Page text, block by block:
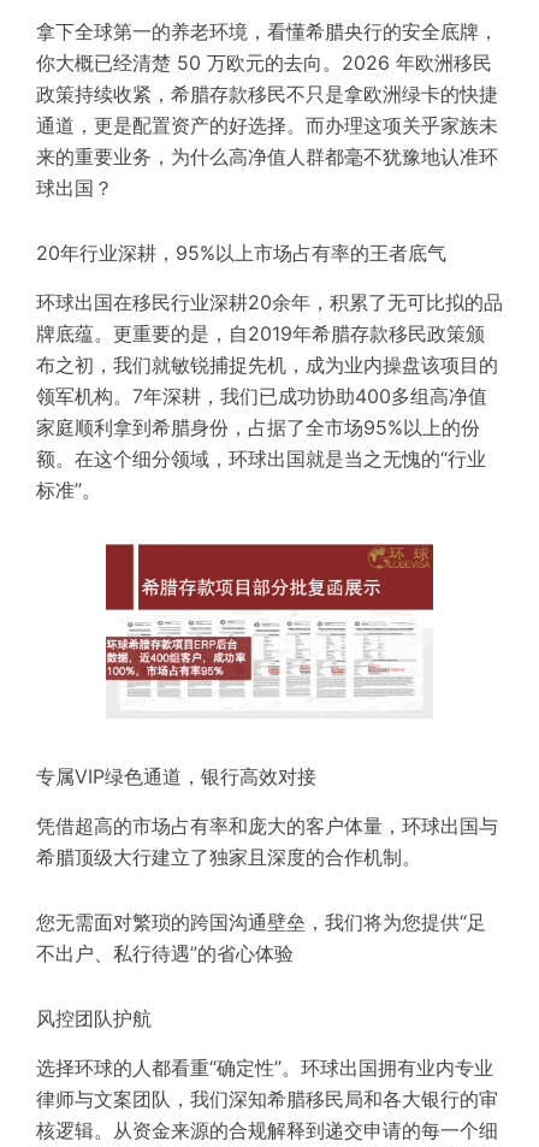
拿下全球第一的养老环境，看懂希腊央行的安全底牌，
你大概已经清楚 50 万欧元的去向。2026 年欧洲移民
政策持续收紧，希腊存款移民不只是拿欧洲绿卡的快捷
通道，更是配置资产的好选择。而办理这项关乎家族未
来的重要业务，为什么高净值人群都毫不犹豫地认准环
球出国 ？
20年行业深耕，95%以上市场占有率的王者底气
环球出国在移民行业深耕20余年，积累了无可比拟的品
牌底蕴。更重要的是，自2019年希腊存款移民政策颁
布之初，我们就敏锐捕捉先机，成为业内操盘该项目的
领军机构。7年深耕，我们已成功协助400多组高净值
家庭顺利拿到希腊身份，占据了全市场95%以上的份
额。在这个细分领域，环球出国就是当之无愧的“行业
标准”。
专属VIP绿色通道，银行高效对接
凭借超高的市场占有率和庞大的客户体量，环球出国与
希腊顶级大行建立了独家且深度的合作机制。
您无需面对繁琐的跨国沟通壁垒，我们将为您提供“足
不出户、 私行待遇”的省心体验
风控团队护航
选择环球的人都看重“确定性”。环球出国拥有业内专业
律师与文案团队，我们深知希腊移民局和各大银行的审
核逻辑。从资金来源的合规解释到递交申请的每一个细